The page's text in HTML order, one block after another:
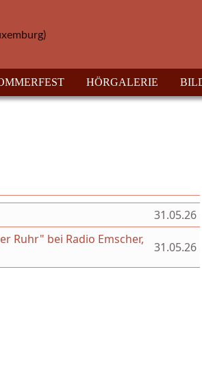
HÖRGALERIE
31.05.26
Ruhr" bei Radio Emscher,
31.05.26